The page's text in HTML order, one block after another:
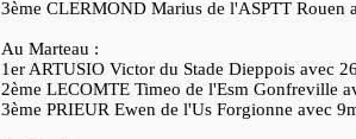
3ème CLERMOND Marius de l'ASPTT Rouen
Au Marteau :
1er ARTUSIO Victor du Stade Dieppois avec
2ème LECOMTE Timeo de l'Esm Gonfreville
3ème PRIEUR Ewen de l'Us Forgionne avec